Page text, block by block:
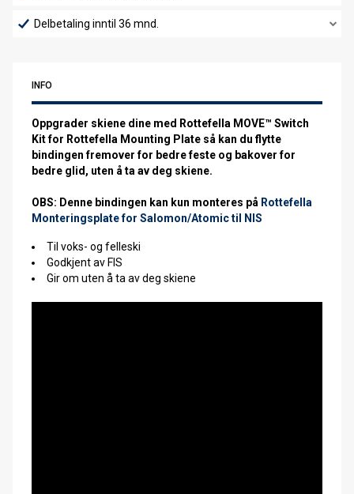
Delbetaling inntil 36 mnd.
INFO
Oppgrader skiene dine med Rottefella MOVE™ Switch
Kit for Rottefella Mounting Plate så kan du flytte
bindingen fremover for bedre feste og bakover for
bedre glid, uten å ta av deg skiene.
OBS: Denne bindingen kan kun monteres på Rottefella
Monteringsplate for Salomon/Atomic til NIS
Til voks- og felleski
Godkjent av FIS
Gir om uten å ta av deg skiene